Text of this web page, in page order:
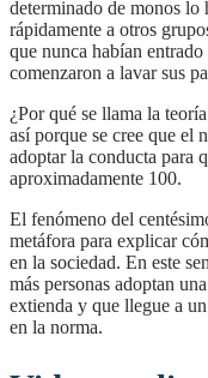
determinado de monos lo
rápidamente a otros
que nunca habían
comenzaron a lavar sus
¿Por qué se llama la teoría del centésimo mono? La teoría se llama
así porque se cree que el
adoptar la conducta para
aproximadamente 100.
El fenómeno del centésimo mono también se ha utilizado como una
metáfora para explicar
en la sociedad. En este
más personas adoptan
extienda y que llegue a
en la norma.